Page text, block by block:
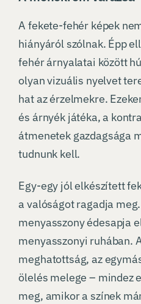
A fekete-fehér képek
hiányáról szólnak. Épp
fehér árnyalatai között
olyan vizuális nyelvet
hat az érzelmekre.
és árnyék játéka, a
átmenetek gazdagsága
tudnunk kell.
Egy-egy jól elkészített
a valóságot ragadja
menyasszony édesapja
menyasszonyi ruhában.
meghatottság, az
ölelés melege – mindez
meg, amikor a színek